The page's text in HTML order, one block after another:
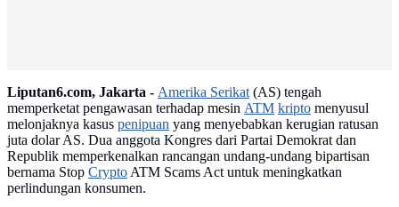
Liputan6.com, Jakarta - Amerika Serikat(AS) tengah
memperketat pengawasan terhadap mesin ATM kripto menyusul
melonjaknya kasus penipuan yang menyebabkan kerugian ratusan
juta dolar AS. Dua anggota Kongres dari Partai Demokrat dan
Republik memperkenalkan rancangan undang-undang bipartisan
bernama Stop CryptoATM Scams Act untuk meningkatkan
perlindungan konsumen.